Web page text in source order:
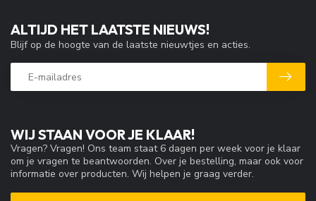
WIJ STAAN VOOR JE KLAAR!
Vragen? Vragen! Ons team staat 6 dagen per week voor je klaar
om je vragen te beantwoorden. Over je bestelling, maar ook voor
informatie over producten. Wij helpen je graag verder.
ALTIJD HET LAATSTE NIEUWS!
Blijf op de hoogte van de laatste nieuwtjes en acties.